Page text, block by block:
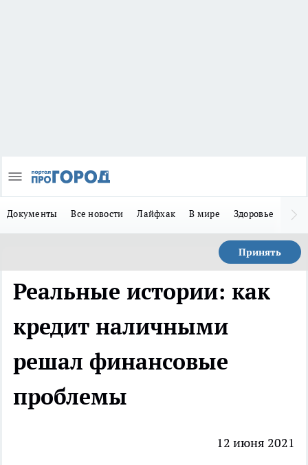
Документы Все новости Лайфхак В мире Здоровье
Принять
Реальные истории: как
кредит наличными
решал финансовые
проблемы
12 июня 2021